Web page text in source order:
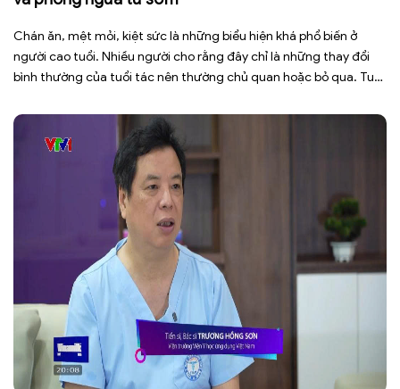
Chán ăn, mệt mỏi, kiệt sức là những biểu hiện khá phổ biến ở
người cao tuổi. Nhiều người cho rằng đây chỉ là những thay đổi
bình thường của tuổi tác nên thường chủ quan hoặc bỏ qua. Tuy
báo cho […]